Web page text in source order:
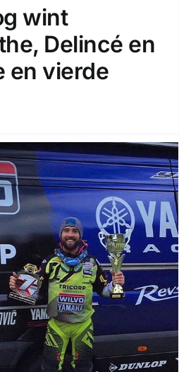
wint
Delincé en
en vierde